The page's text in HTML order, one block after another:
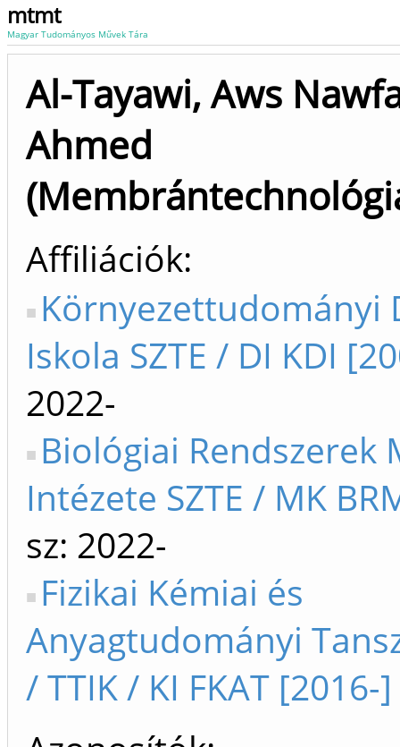
mtmt
Magyar Tudományos Művek Tára
Al-Tayawi, Aws
Ahmed
Affiliációk
Környezettudományi
Iskola SZTE / DI KDI
2022-
Biológiai Rendszerek
Intézete SZTE / MK
sz: 2022-
Fizikai Kémiai és
Anyagtudományi
/ TTIK / KI FKAT [2016-]